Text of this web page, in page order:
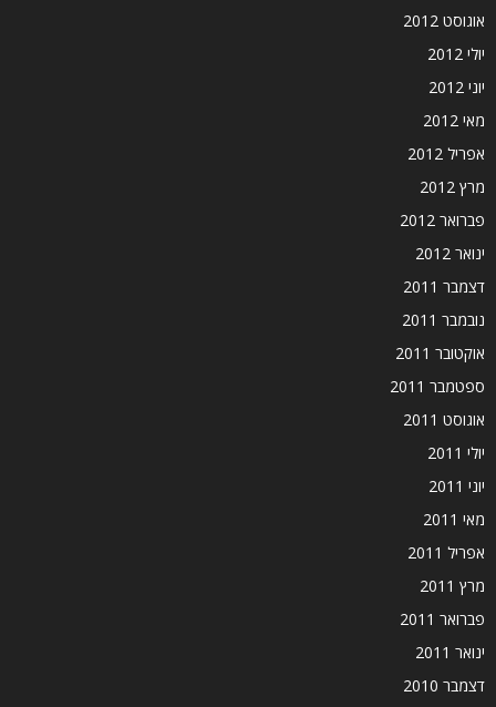
אוגוסט 2012
יולי 2012
יוני 2012
מאי 2012
אפריל 2012
מרץ 2012
פברואר 2012
ינואר 2012
דצמבר 2011
נובמבר 2011
אוקטובר 2011
ספטמבר 2011
אוגוסט 2011
יולי 2011
יוני 2011
מאי 2011
אפריל 2011
מרץ 2011
פברואר 2011
ינואר 2011
דצמבר 2010